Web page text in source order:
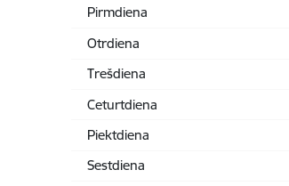
Pirmdiena
Otrdiena
Trešdiena
Ceturtdiena
Piektdiena
Sestdiena